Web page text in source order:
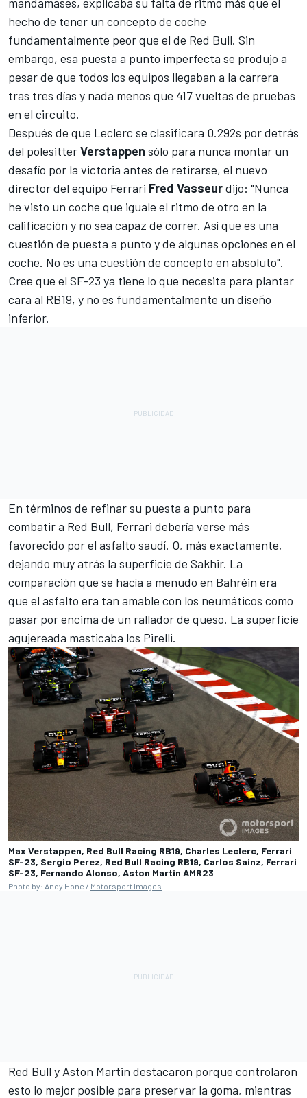
hecho de tener un concepto de coche
fundamentalmente peor que el de Red Bull. Sin
embargo, esa puesta a punto imperfecta se produjo a
pesar de que todos los equipos llegaban a la carrera
tras tres días y nada menos que 417 vueltas de pruebas
en el circuito.
Después de que Leclerc se clasificara 0.292s por detrás
del polesitterVerstappen sólo para nunca montar un
desafío por la victoria antes de retirarse, el nuevo
director del equipo Ferrari Fred Vasseurdijo: "Nunca
he visto un coche que iguale el ritmo de otro en la
calificación y no sea capaz de correr. Así que es una
cuestión de puesta a punto y de algunas opciones en el
coche. No es una cuestión de concepto en absoluto".
Cree que el SF-23 ya tiene lo que necesita para plantar
cara al RB19, y no es fundamentalmente un diseño
inferior.
En términos de refinar su puesta a punto para
combatir a Red Bull, Ferrari debería verse más
favorecido por el asfalto saudí. O, más exactamente,
dejando muy atrás la superficie de Sakhir. La
comparación que se hacía a menudo en Bahréin era
que el asfalto era tan amable con los neumáticos como
pasar por encima de un rallador de queso. La superficie
agujereada masticaba los Pirelli.
Max Verstappen, Red Bull Racing RB19, Charles Leclerc, Ferrari
SF-23, Sergio Perez, Red Bull Racing RB19, Carlos Sainz, Ferrari
SF-23, Fernando Alonso, Aston Martin AMR23
Photo by: Andy Hone / Motorsport Images
Red Bull y Aston Martin destacaron porque controlaron
esto lo mejor posible para preservar la goma, mientras